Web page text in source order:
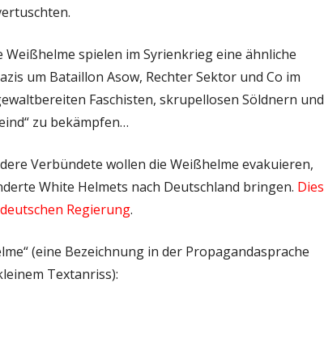
spielen im Syrienkrieg eine ähnliche
um Bataillon Asow, Rechter Sektor und Co im
Faschisten, skrupellosen Söldnern und
zu bekämpfen…
Verbündete wollen die Weißhelme evakuieren,
White Helmets nach Deutschland bringen. Dies
Regierung.
(eine Bezeichnung in der Propagandasprache
Textanriss):